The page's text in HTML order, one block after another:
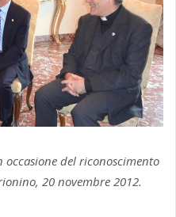
occasione del riconoscimento
20 novembre 2012.